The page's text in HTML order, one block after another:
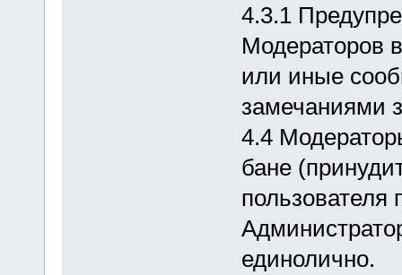
4.3.1
Модераторов
или иные
замечаниями
4.4
бане
единолично.